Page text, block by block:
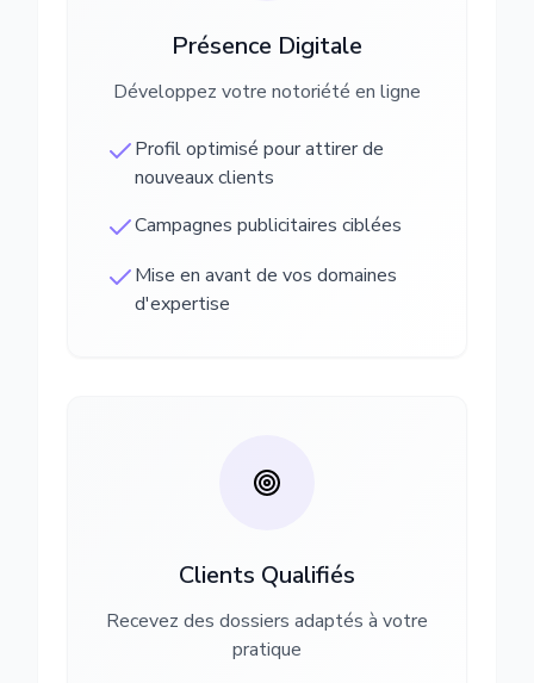
Présence Digitale
Développez votre notoriété en ligne
Profil optimisé pour attirer de
nouveaux clients
Campagnes publicitaires ciblées
Mise en avant de vos domaines
d'expertise
Clients Qualifiés
Recevez des dossiers adaptés à votre
pratique